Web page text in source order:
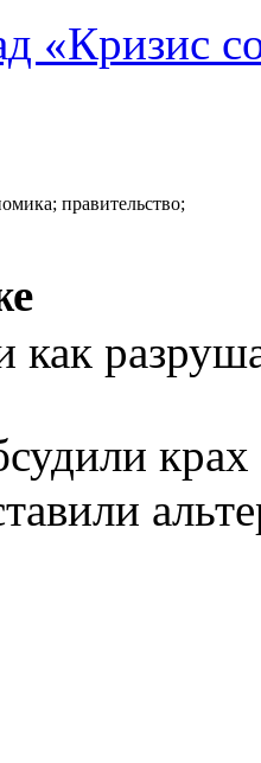
«Кризис
правительство;
крах